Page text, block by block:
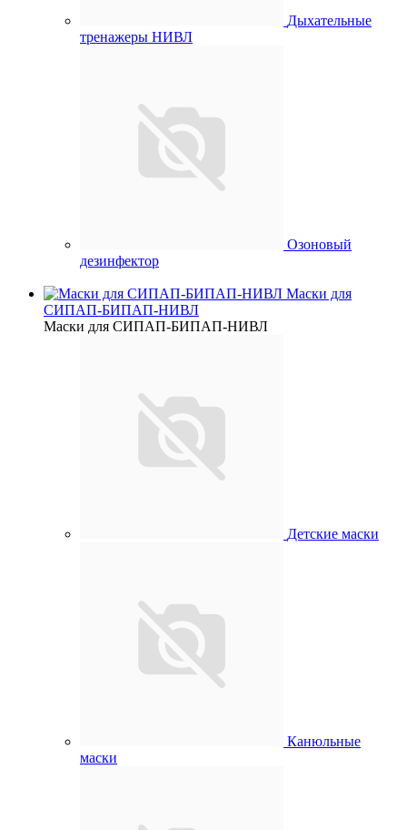
Дыхательные
тренажеры НИВЛ
Озоновый
дезинфектор
Маски для
СИПАП-БИПАП-НИВЛ
Маски для СИПАП-БИПАП-НИВЛ
Детские маски
Канюльные
маски